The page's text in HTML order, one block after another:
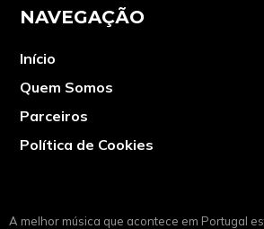
NAVEGAÇÃO
Início
Quem Somos
Parceiros
Política de Cookies
A melhor música que acontece em Portugal